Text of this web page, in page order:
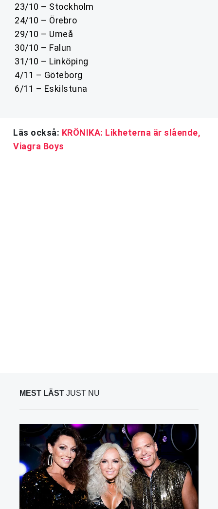
23/10 – Stockholm
24/10 – Örebro
29/10 – Umeå
30/10 – Falun
31/10 – Linköping
4/11 – Göteborg
6/11 – Eskilstuna
Läs också: KRÖNIKA: Likheterna är slående,
Viagra Boys
MEST LÄST JUST NU